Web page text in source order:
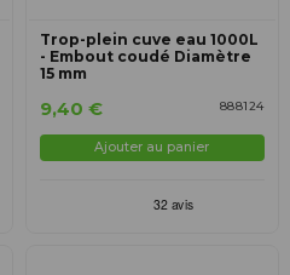
Trop-plein cuve eau 1000L
- Embout coudé Diamètre
15 mm
888124
9,40 €
Ajouter au panier